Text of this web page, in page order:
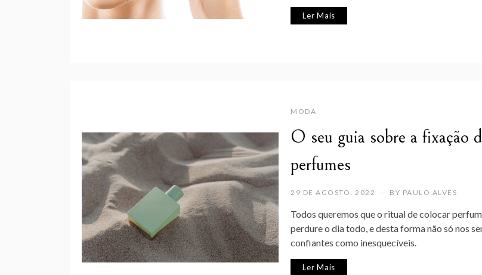
Ler Mais
MODA
O seu guia sobre a fixação
perfumes
29 DE AGOSTO, 2022 BY PAULO ALVES
Todos queremos que o ritual de colocar
perdure o dia todo, e desta forma não só nos
confiantes como inesquecíveis.
Ler Mais